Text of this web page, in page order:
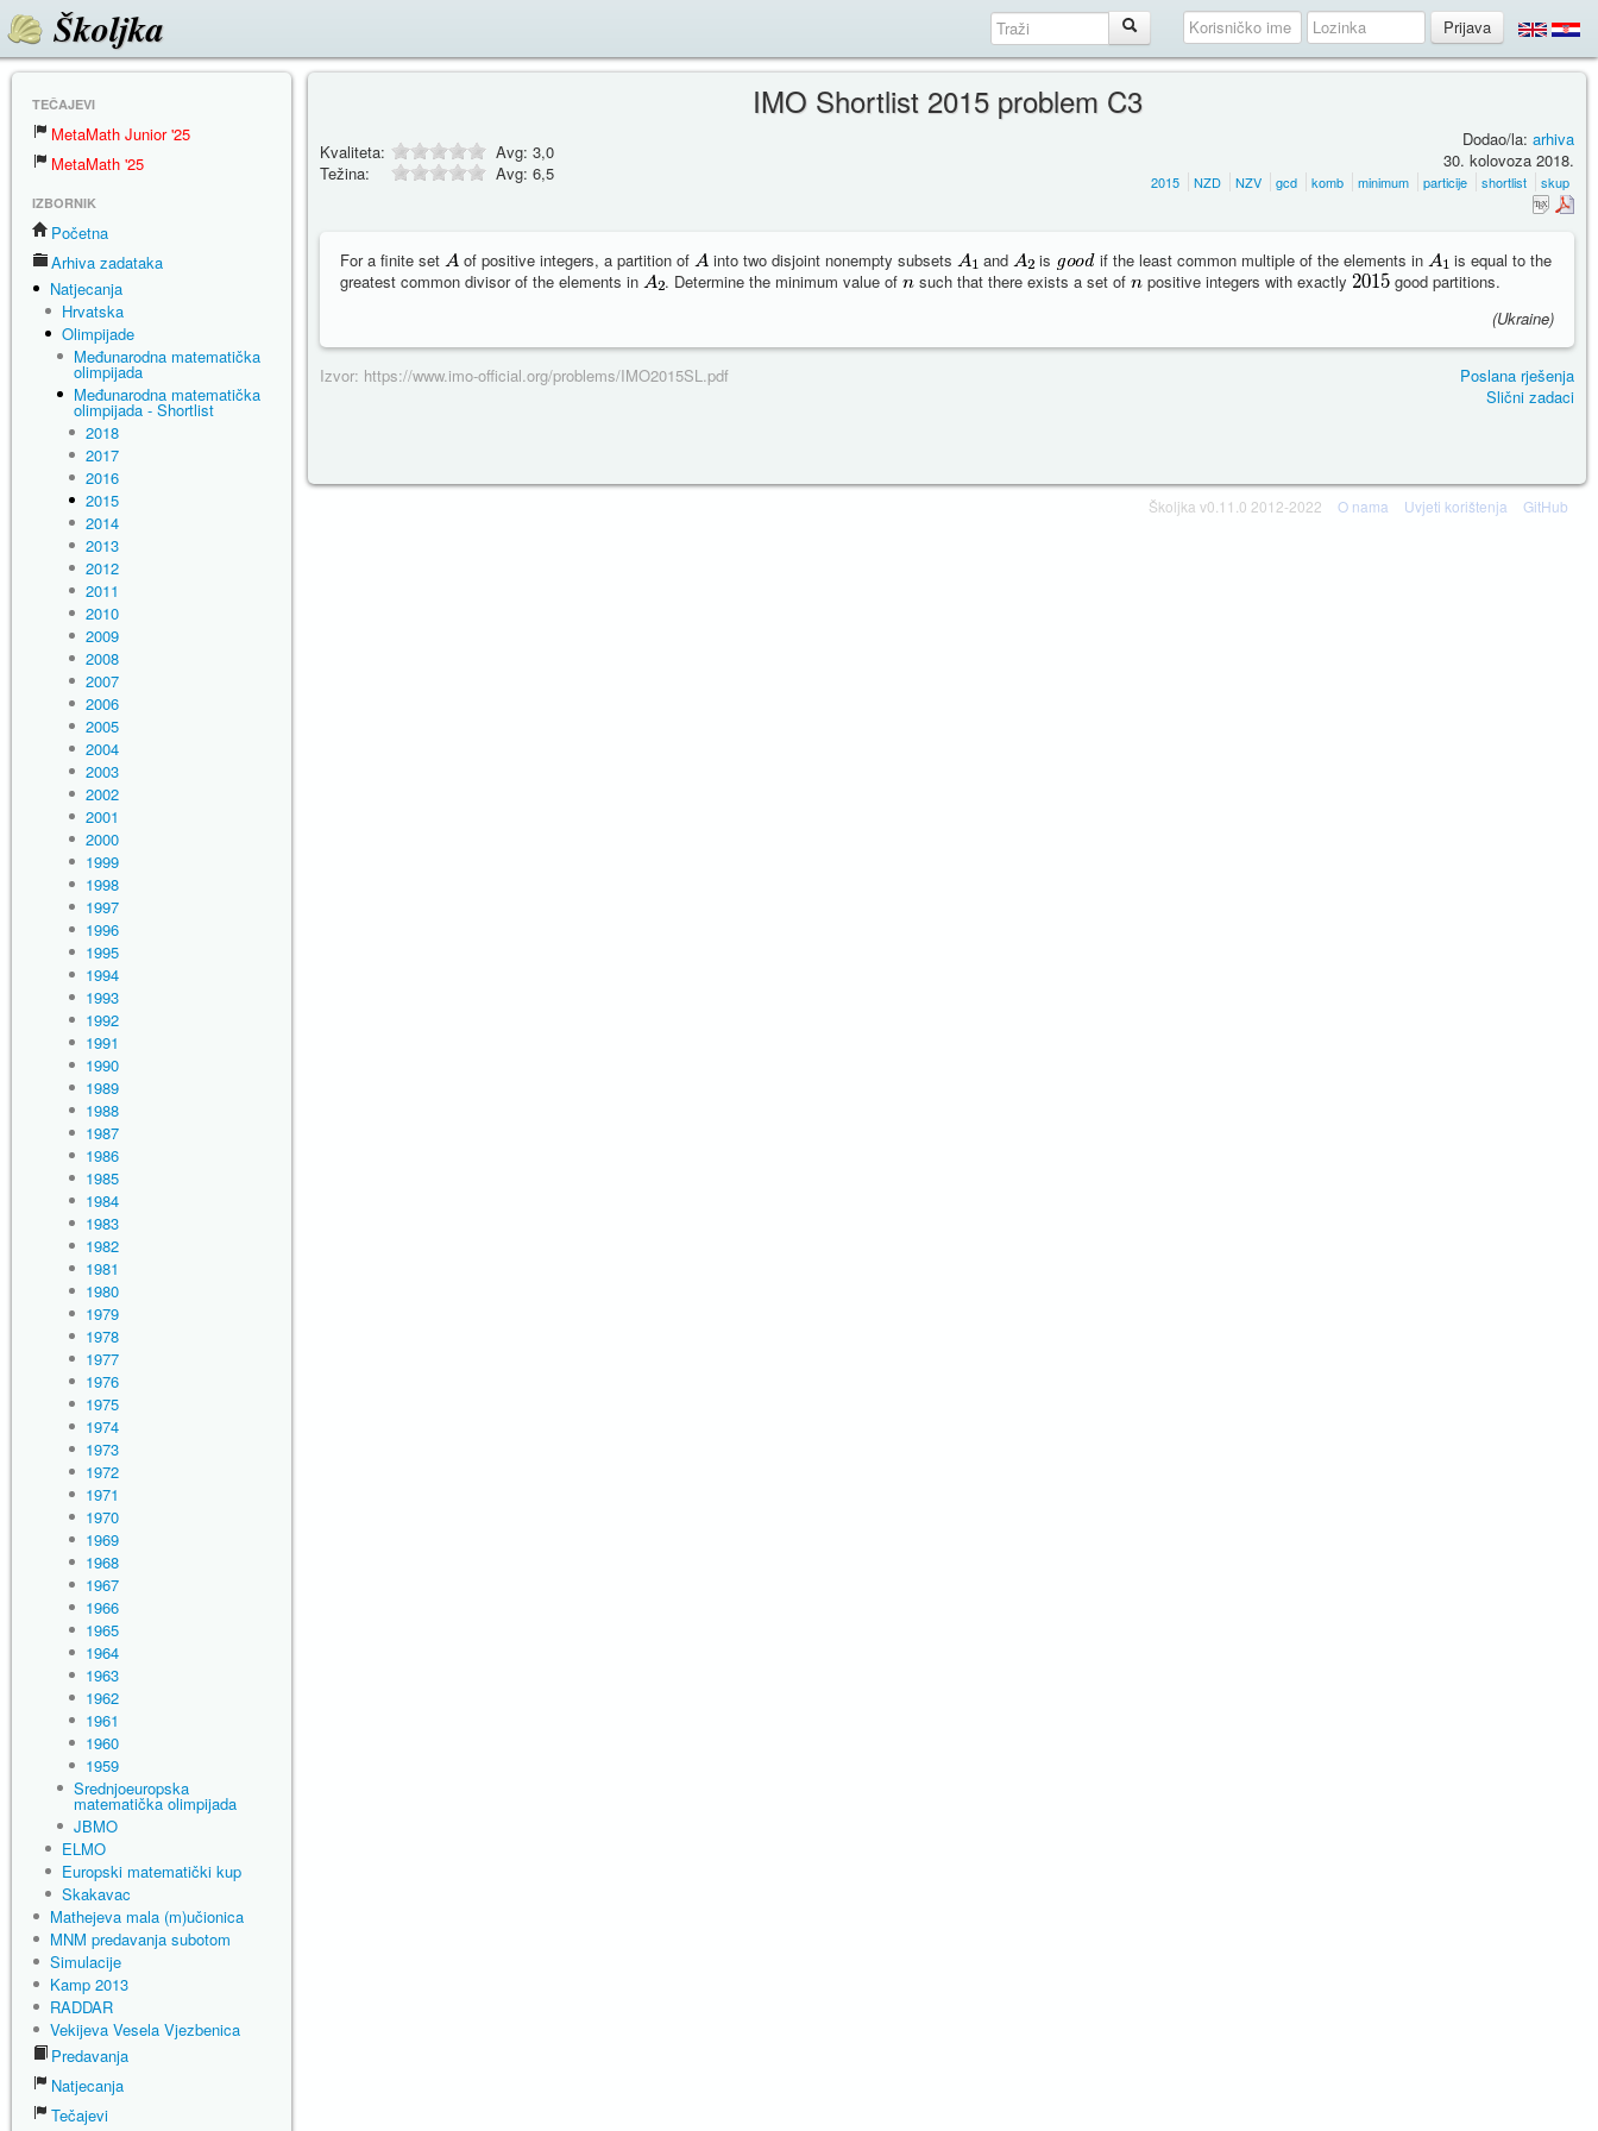
Školjka
TEČAJEVI
MetaMath Junior '25
MetaMath '25
IZBORNIK
Početna
Arhiva zadataka
Natjecanja
Hrvatska
Olimpijade
Međunarodna matematička
olimpijada
Međunarodna matematička
olimpijada - Shortlist
2018
2017
2016
2015
2014
2013
2012
2011
2010
2009
2008
2007
2006
2005
2004
2003
2002
2001
2000
1999
1998
1997
1996
1995
1994
1993
1992
1991
1990
1989
1988
1987
1986
1985
1984
1983
1982
1981
1980
1979
1978
1977
1976
1975
1974
1973
1972
1971
1970
1969
1968
1967
1966
1965
1964
1963
1962
1961
1960
1959
Srednjoeuropska
matematička olimpijada
JBMO
ELMO
Europski matematički kup
Skakavac
Mathejeva mala (m)učionica
MNM predavanja subotom
Simulacije
Kamp 2013
RADDAR
Vekijeva Vesela Vjezbenica
Predavanja
Natjecanja
Tečajevi
IMO Shortlist 2015 problem C3
Kvaliteta: Avg: 3,0
Težina:
Avg: 6,5
Dodao/la: arhiva
30. kolovoza 2018.
2015 NZD NZV gcd komb minimum particije shortlist skup
For a finite set of positive integers, a partition of into two disjoint nonempty subsets and is if the least common multiple of the elements in
is equal to the
greatest common divisor of the elements in
. Determine the minimum value of such that there exists a set of positive integers with exactly
good partitions.
(Ukraine)
Izvor: https://www.imo-official.org/problems/IMO2015SL.pdf
Poslana rješenja
Slični zadaci
Školjka v0.11.0 2012-2022 O nama Uvjeti korištenja GitHub